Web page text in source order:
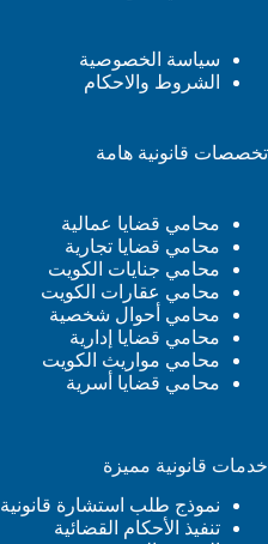
سياسة الخصوصية
الشروط والاحكام
تخصصات قانونية هامة
محامي قضايا عمالية
محامي قضايا تجارية
محامي جنايات الكويت
محامي عقارات الكويت
محامي أحوال شخصية
محامي قضايا إدارية
محامي مواريث الكويت
محامي قضايا أسرية
خدمات قانونية مميزة
نموذج طلب استشارة قانونية
تنفيذ الأحكام القضائية